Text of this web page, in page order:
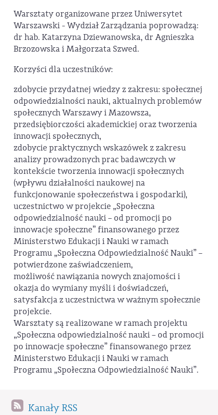
Warsztaty organizowane przez Uniwersytet
Warszawski - Wydział Zarządzania poprowadzą:
dr hab. Katarzyna Dziewanowska, dr Agnieszka
Brzozowska i Małgorzata Szwed.
Korzyści dla uczestników:
zdobycie przydatnej wiedzy z zakresu: społecznej
odpowiedzialności nauki, aktualnych problemów
społecznych Warszawy i Mazowsza,
przedsiębiorczości akademickiej oraz tworzenia
innowacji społecznych,
zdobycie praktycznych wskazówek z zakresu
analizy prowadzonych prac badawczych w
kontekście tworzenia innowacji społecznych
(wpływu działalności naukowej na
funkcjonowanie społeczeństwa i gospodarki),
uczestnictwo w projekcie „Społeczna
odpowiedzialność nauki – od promocji po
innowacje społeczne” finansowanego przez
Ministerstwo Edukacji i Nauki w ramach
Programu „Społeczna Odpowiedzialność Nauki” –
potwierdzone zaświadczeniem,
możliwość nawiązania nowych znajomości i
okazja do wymiany myśli i doświadczeń,
satysfakcja z uczestnictwa w ważnym społecznie
projekcie.
Warsztaty są realizowane w ramach projektu
„Społeczna odpowiedzialność nauki – od promocji
po innowacje społeczne” finansowanego przez
Ministerstwo Edukacji i Nauki w ramach
Programu „Społeczna Odpowiedzialność Nauki”.
Kanały RSS